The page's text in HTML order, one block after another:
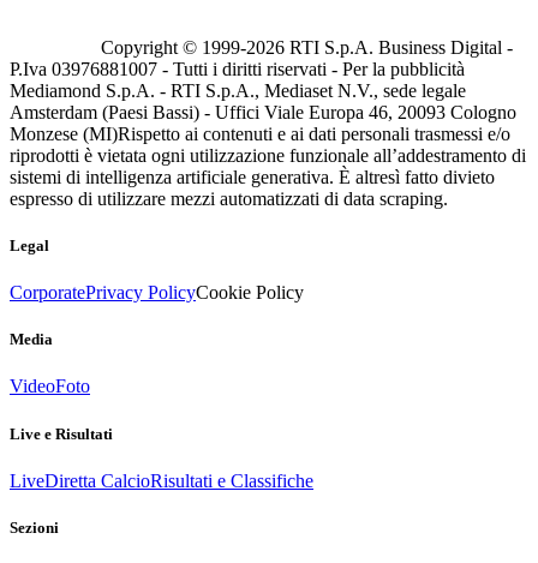
Copyright © 1999-2026 RTI S.p.A. Business Digital -
P.Iva 03976881007 - Tutti i diritti riservati - Per la pubblicità
Mediamond S.p.A. - RTI S.p.A., Mediaset N.V., sede legale
Amsterdam (Paesi Bassi) - Uffici Viale Europa 46, 20093 Cologno
Monzese (MI)Rispetto ai contenuti e ai dati personali trasmessi e/o
riprodotti è vietata ogni utilizzazione funzionale all’addestramento di
sistemi di intelligenza artificiale generativa. È altresì fatto divieto
espresso di utilizzare mezzi automatizzati di data scraping.
Legal
CorporatePrivacy PolicyCookie Policy
Media
VideoFoto
Live e Risultati
LiveDiretta CalcioRisultati e Classifiche
Sezioni